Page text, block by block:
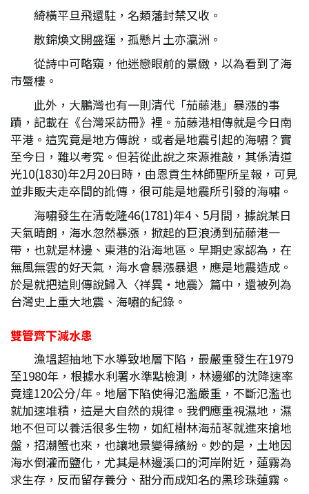
綺橫平旦飛還駐，名類藩封禁又收。
散錦煥文開盛運，孤懸片土亦瀛洲。
從詩中可略窺，他迷戀眼前的景緻，以為看到了海
市蜃樓。
此外，大鵬灣也有一則清代「茄藤港」暴漲的事
蹟，記載在《台灣采訪冊》裡。茄藤港相傳就是今日南
平港。這究竟是地方傳說，或者是地震引起的海嘯？實
至今日，難以考究。但若從此說之來源推敲，其係清道
光10(1830)年2月20日時，由恩貢生林師聖所呈報，可見
並非販夫走卒間的訛傳，很可能是地震所引發的海嘯。
海嘯發生在清乾隆46(1781)年4、5月間，據說某日
天氣晴朗，海水忽然暴漲，掀起的巨浪湧到茄藤港一
帶，也就是林邊、東港的沿海地區。早期史家認為，在
無風無雲的好天氣，海水會暴漲暴退，應是地震造成。
於是就把這則傳說歸入〈祥異‧地震〉篇中，還被列為
台灣史上重大地震、海嘯的紀錄。
雙管齊下減水患
漁塭超抽地下水導致地層下陷，最嚴重發生在1979
至1980年，根據水利署水準點檢測，林邊鄉的沈降速率
竟達120公分/年。地層下陷使得氾濫嚴重，不斷氾濫也
就加速堆積，這是大自然的規律。我們應重視濕地，濕
地不但可以養活很多生物，如紅樹林海茄苳就進來搶地
盤，招潮蟹也來，也讓地景變得繽紛。妙的是，土地因
海水倒灌而鹽化，尤其是林邊溪口的河岸附近，蓮霧為
求生存，反而留存養分、甜分而成知名的黑珍珠蓮霧。